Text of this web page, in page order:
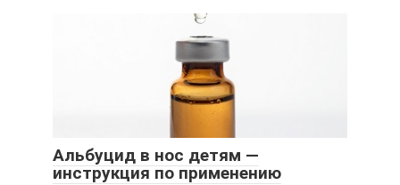
Альбуцид в нос детям —
инструкция по применению